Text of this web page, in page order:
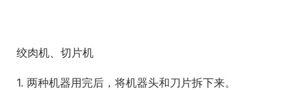
绞肉机、切片机
1. 两种机器用完后，将机器头和刀片拆下来。